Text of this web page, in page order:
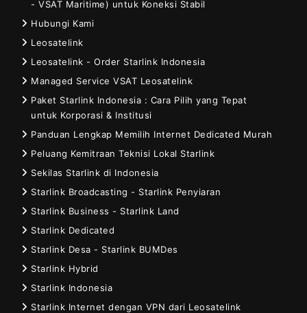
- VSAT Maritime) untuk Koneksi Stabil
Hubungi Kami
Leosatelink
Leosatelink - Order Starlink Indonesia
Managed Service VSAT Leosatelink
Paket Starlink Indonesia : Cara Pilih yang Tepat
untuk Korporasi & Institusi
Panduan Lengkap Memilih Internet Dedicated Murah
Peluang Kemitraan Teknisi Lokal Starlink
Sekilas Starlink di Indonesia
Starlink Broadcasting - Starlink Penyiaran
Starlink Business - Starlink Land
Starlink Dedicated
Starlink Desa - Starlink BUMDes
Starlink Hybrid
Starlink Indonesia
Starlink Internet dengan VPN dari Leosatelink